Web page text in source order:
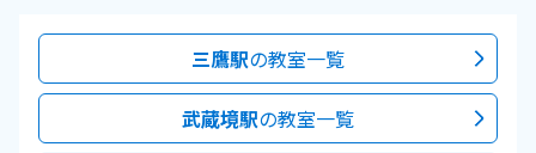
三鷹駅の教室一覧
武蔵境駅の教室一覧